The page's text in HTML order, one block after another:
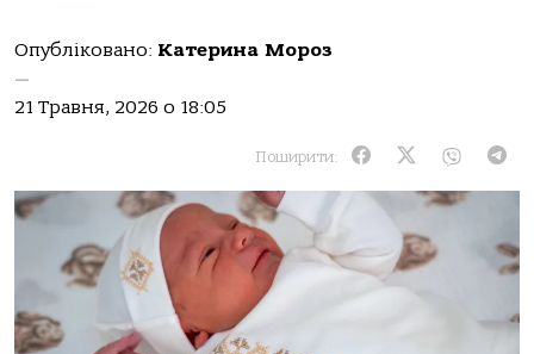
Опубліковано: Катерина Мороз
—
21 Травня, 2026 о 18:05
Поширити: